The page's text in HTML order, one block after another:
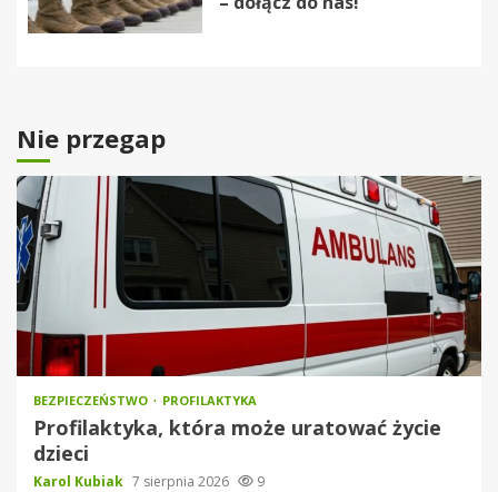
Nie przegap
BEZPIECZEŃSTWO PROFILAKTYKA
Profilaktyka, która może uratować życie
dzieci
Karol Kubiak 7 sierpnia 2026 9